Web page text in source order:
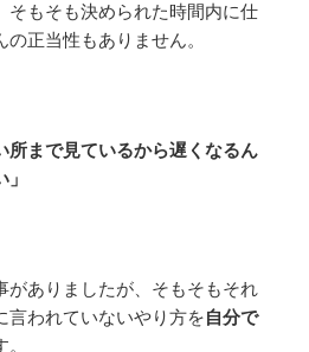
そもそも決められた時間内に仕
正当性もありません。
所まで見ているから遅くなるん
がありましたが、そもそもそれ
言われていないやり方を自分で